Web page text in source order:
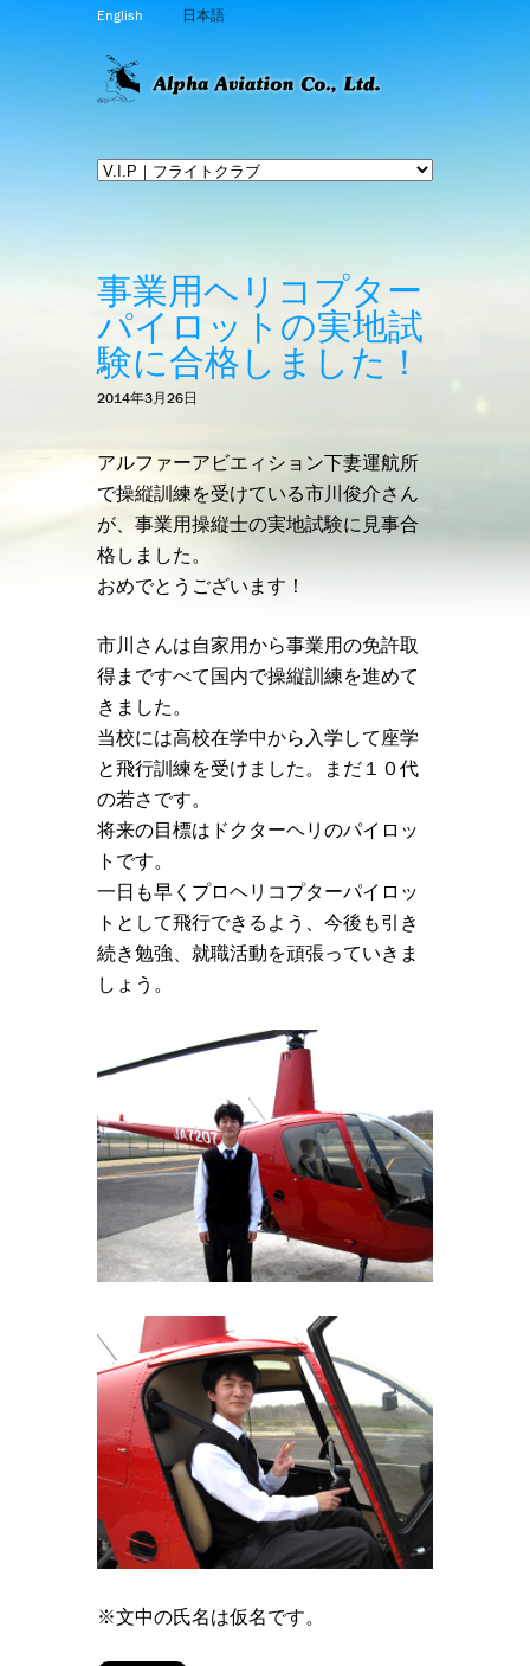
English 日本語
事業用ヘリコプター
パイロットの実地試
験に合格しました！
2014年3月26日
アルファーアビエィション下妻運航所
で操縦訓練を受けている市川俊介さん
が、事業用操縦士の実地試験に見事合
格しました。
おめでとうございます！
市川さんは自家用から事業用の免許取
得まですべて国内で操縦訓練を進めて
きました。
当校には高校在学中から入学して座学
と飛行訓練を受けました。まだ１０代
の若さです。
将来の目標はドクターヘリのパイロッ
トです。
一日も早くプロヘリコプターパイロッ
トとして飛行できるよう、今後も引き
続き勉強、就職活動を頑張っていきま
しょう。
※文中の氏名は仮名です。